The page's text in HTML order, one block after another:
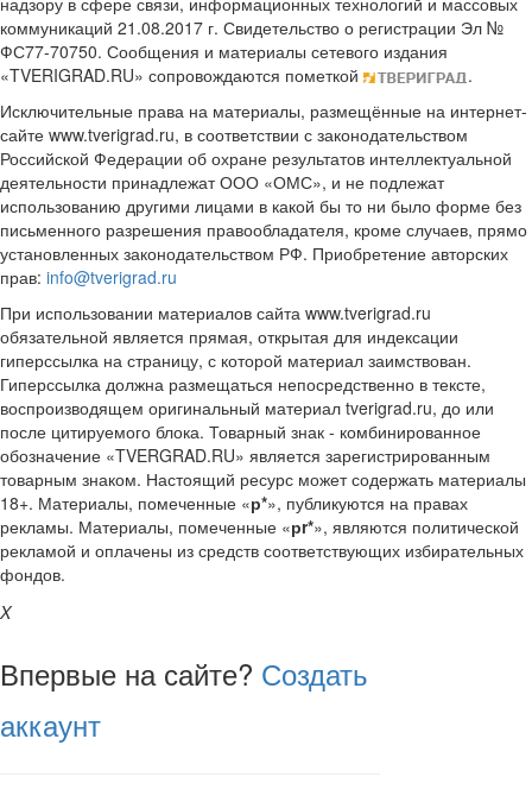
коммуникаций 21.08.2017 г. Свидетельство о регистрации Эл №
ФС77-70750. Сообщения и материалы сетевого издания
«TVERIGRAD.RU» сопровождаются пометкой
.
Исключительные права на материалы, размещённые на интернет-
сайте www.tverigrad.ru, в соответствии с законодательством
Российской Федерации об охране результатов интеллектуальной
деятельности принадлежат ООО «ОМС», и не подлежат
использованию другими лицами в какой бы то ни было форме без
письменного разрешения правообладателя, кроме случаев, прямо
установленных законодательством РФ. Приобретение авторских
прав: info@tverigrad.ru
При использовании материалов сайта www.tverigrad.ru
обязательной является прямая, открытая для индексации
гиперссылка на страницу, с которой материал заимствован.
Гиперссылка должна размещаться непосредственно в тексте,
воспроизводящем оригинальный материал tverigrad.ru, до или
после цитируемого блока. Товарный знак - комбинированное
обозначение «TVERGRAD.RU» является зарегистрированным
товарным знаком. Настоящий ресурс может содержать материалы
18+. Материалы, помеченные «р*», публикуются на правах
рекламы. Материалы, помеченные «рr*», являются политической
рекламой и оплачены из средств соответствующих избирательных
фондов.
X
Впервые на сайте? Создать
аккаунт